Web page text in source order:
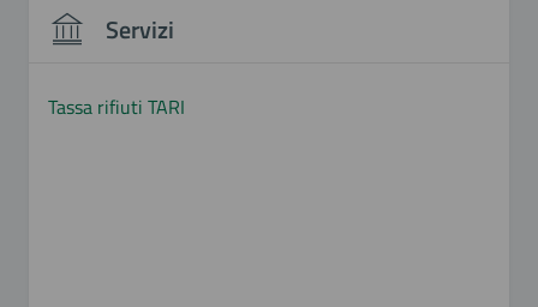
Servizi
Tassa rifiuti TARI